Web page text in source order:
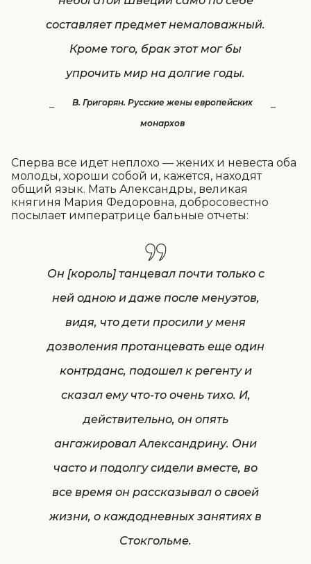
составляет предмет немаловажный.
Кроме того, брак этот мог бы
упрочить мир на долгие годы.
В. Григорян. Русские жены европейских
монархов
Сперва все идет неплохо — жених и невеста оба
молоды, хороши собой и, кажется, находят
общий язык. Мать Александры, великая
княгиня Мария Федоровна, добросовестно
посылает императрице бальные отчеты:
Он [король] танцевал почти только с
ней одною и даже после менуэтов,
видя, что дети просили у меня
дозволения протанцевать еще один
контрданс, подошел к регенту и
сказал ему что-то очень тихо. И,
действительно, он опять
ангажировал Александрину. Они
часто и подолгу сидели вместе, во
все время он рассказывал о своей
жизни, о каждодневных занятиях в
Стокгольме.